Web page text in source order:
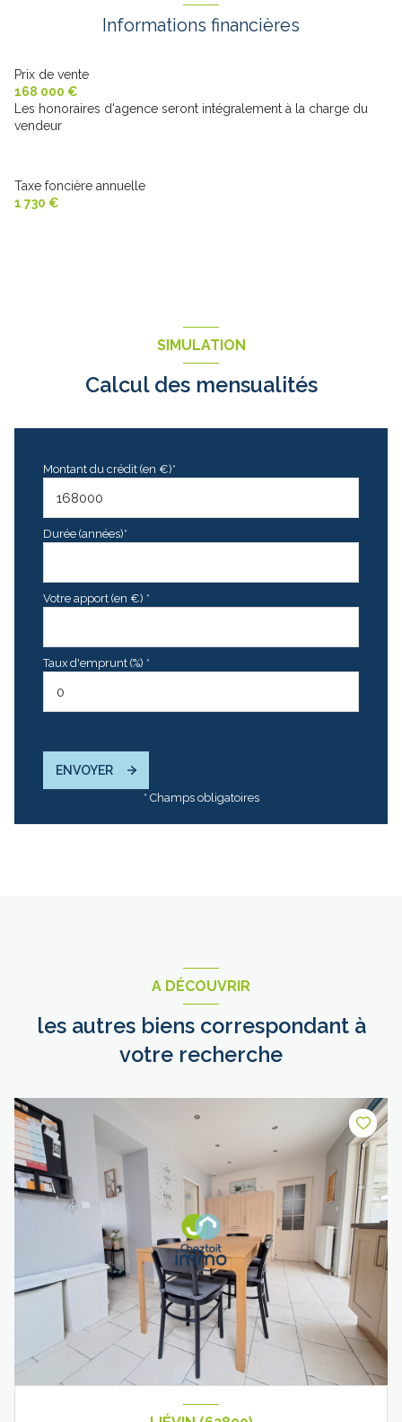
Informations financières
Prix de vente
168 000 €
Les honoraires d'agence seront intégralement à la charge du
vendeur
Taxe foncière annuelle
1 730 €
SIMULATION
Calcul des mensualités
Montant du crédit (en €)*
Durée (années)*
Votre apport (en €) *
Taux d'emprunt (%) *
ENVOYER
* Champs obligatoires
A DÉCOUVRIR
les autres biens correspondant à
votre recherche